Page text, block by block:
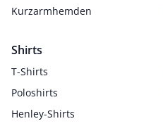
Kurzarmhemden
Shirts
T-Shirts
Poloshirts
Henley-Shirts